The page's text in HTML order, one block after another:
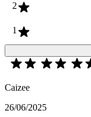
2
1
Caizee
26/06/2025